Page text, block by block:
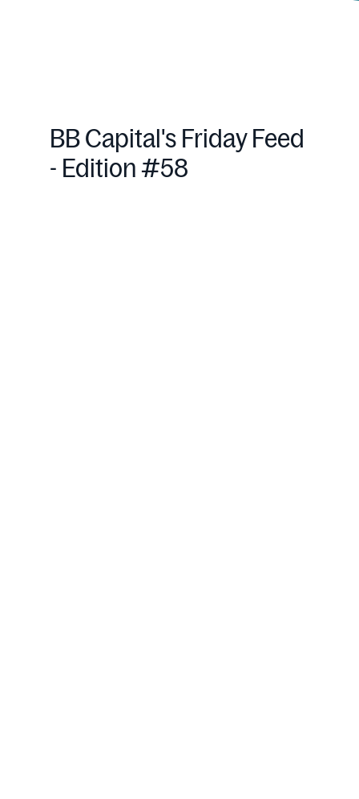
BB Capital's Friday Feed
- Edition #58